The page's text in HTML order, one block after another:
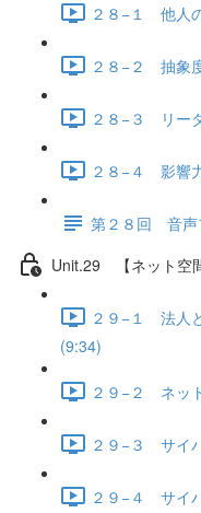
２８−１ 他人
２８−２ 抽象
２８−３ リー
２８−４ 影響
第２８回 音声
Unit.29 【ネット空
２９−１ 法人
(9:34)
２９−２ ネッ
２９−３ サイ
２９−４ サイ